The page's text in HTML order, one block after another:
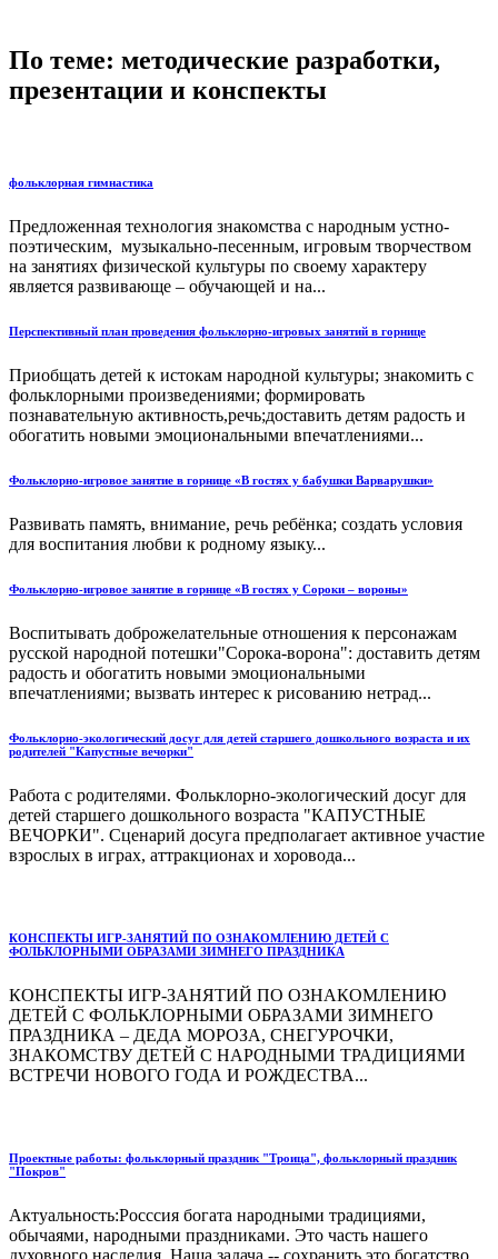
По теме: методические разработки,
презентации и конспекты
фольклорная гимнастика
Предложенная технология знакомства с народным устно-
поэтическим, музыкально-песенным, игровым творчеством
на занятиях физической культуры по своему характеру
является развивающе – обучающей и на...
Перспективный план проведения фольклорно-игровых занятий в горнице
Приобщать детей к истокам народной культуры; знакомить с
фольклорными произведениями; формировать
познавательную активность,речь;доставить детям радость и
обогатить новыми эмоциональными впечатлениями...
Фольклорно-игровое занятие в горнице «В гостях у бабушки Варварушки»
Развивать память, внимание, речь ребёнка; создать условия
для воспитания любви к родному языку...
Фольклорно-игровое занятие в горнице «В гостях у Сороки – вороны»
Воспитывать доброжелательные отношения к персонажам
русской народной потешки"Сорока-ворона": доставить детям
радость и обогатить новыми эмоциональными
впечатлениями; вызвать интерес к рисованию нетрад...
Фольклорно-экологический досуг для детей старшего дошкольного возраста и их
родителей "Капустные вечорки"
Работа с родителями. Фольклорно-экологический досуг для
детей старшего дошкольного возраста "КАПУСТНЫЕ
ВЕЧОРКИ". Сценарий досуга предполагает активное участие
взрослых в играх, аттракционах и хоровода...
КОНСПЕКТЫ ИГР-ЗАНЯТИЙ ПО ОЗНАКОМЛЕНИЮ ДЕТЕЙ С
ФОЛЬКЛОРНЫМИ ОБРАЗАМИ ЗИМНЕГО ПРАЗДНИКА
КОНСПЕКТЫ ИГР-ЗАНЯТИЙ ПО ОЗНАКОМЛЕНИЮ
ДЕТЕЙ С ФОЛЬКЛОРНЫМИ ОБРАЗАМИ ЗИМНЕГО
ПРАЗДНИКА – ДЕДА МОРОЗА, СНЕГУРОЧКИ,
ЗНАКОМСТВУ ДЕТЕЙ С НАРОДНЫМИ ТРАДИЦИЯМИ
ВСТРЕЧИ НОВОГО ГОДА И РОЖДЕСТВА...
Проектные работы: фольклорный праздник "Троица", фольклорный праздник
"Покров"
Актуальность:Росссия богата народными традициями,
обычаями, народными праздниками. Это часть нашего
духовного наследия. Наша задача -- сохранить это богатство.